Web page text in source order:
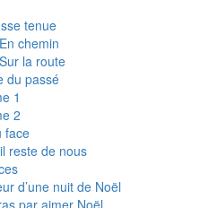
tenue
chemin
la route
du passé
1
2
face
reste de nous
d’une nuit de Noël